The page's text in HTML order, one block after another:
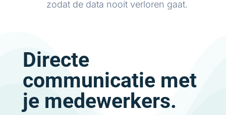
zodat de data nooit verloren gaat.
Directe
communicatie met
je medewerkers.